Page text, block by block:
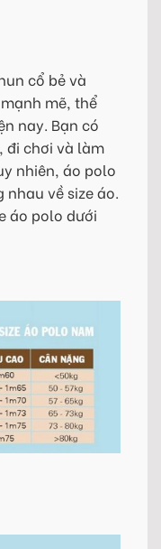
cổ bẻ và
mẽ, thể
nay. Bạn có
đi chơi và làm
nhiên, áo polo
về size áo.
áo polo dưới